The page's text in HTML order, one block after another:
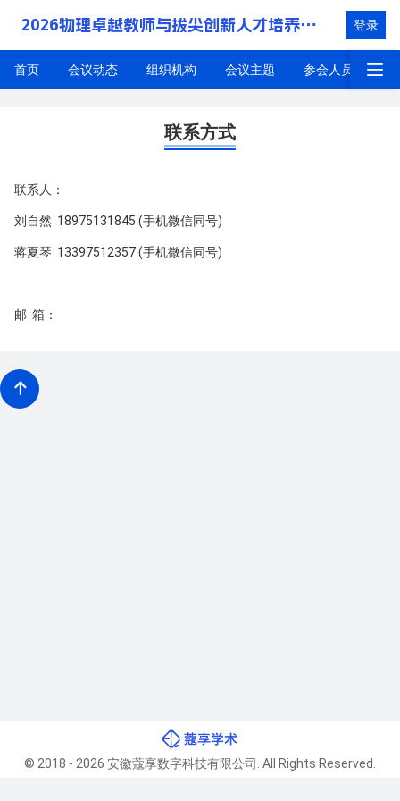
2026物理卓越教师与拔尖创新人才培养研讨会 登录
首页 会议动态 组织机构 会议主题 参会人员 成
联系方式
联系人：
刘自然 18975131845 (手机微信同号)
蒋夏琴 13397512357 (手机微信同号)
邮 箱：
© 2018 - 2026 安徽蔻享数字科技有限公司. All Rights Reserved.